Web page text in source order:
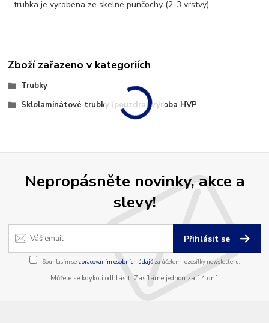
- trubka je vyrobena ze skelné punčochy (2-3 vrstvy)
Zboží zařazeno v kategoriích
Trubky
Sklolaminátové trubky (pouzdra) výroba HVP
Nepropásněte novinky, akce a
slevy!
Přihlásit se
Souhlasím se zpracováním osobních údajůza účelem rozesílky newsletteru.
Můžete se kdykoli odhlásit. Zasíláme jednou za 14 dní.